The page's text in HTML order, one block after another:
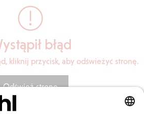
błąd
kliknij przycisk, aby odświeżyć stronę.
Odśwież stronę